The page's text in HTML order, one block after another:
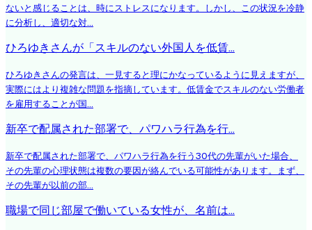
ないと感じることは、時にストレスになります。しかし、この状況を冷静
に分析し、適切な対...
ひろゆきさんが「スキルのない外国人を低賃...
ひろゆきさんの発言は、一見すると理にかなっているように見えますが、
実際にはより複雑な問題を指摘しています。低賃金でスキルのない労働者
を雇用することが国...
新卒で配属された部署で、パワハラ行為を行...
新卒で配属された部署で、パワハラ行為を行う30代の先輩がいた場合、
その先輩の心理状態は複数の要因が絡んでいる可能性があります。まず、
その先輩が以前の部...
職場で同じ部屋で働いている女性が、名前は...